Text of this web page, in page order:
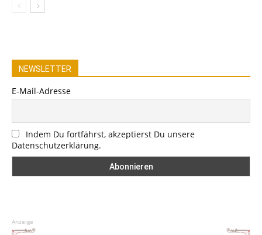
NEWSLETTER
E-Mail-Adresse
Indem Du fortfährst, akzeptierst Du unsere
Datenschutzerklärung.
Anzeige